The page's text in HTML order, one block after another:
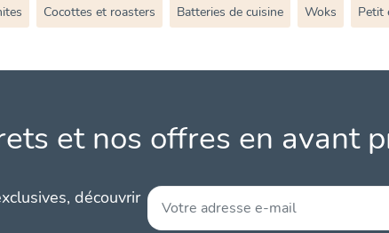
Cocottes et roasters Batteries de cuisine Woks Petit
et nos offres en avant
découvrir